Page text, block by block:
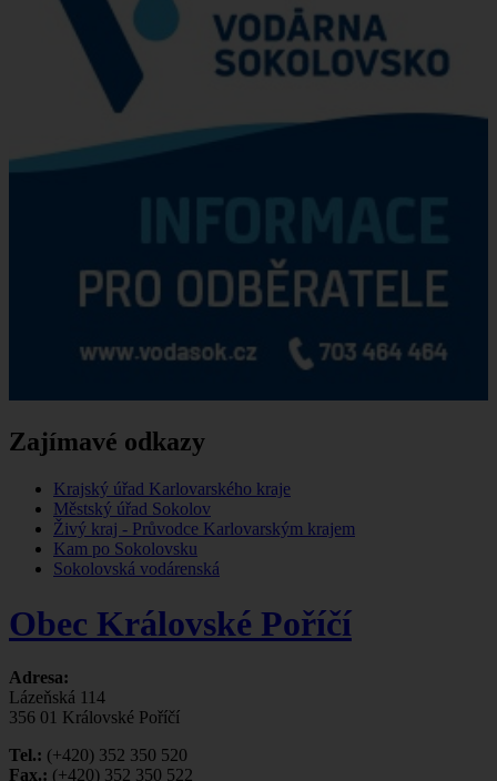
Zajímavé odkazy
Krajský úřad Karlovarského kraje
Městský úřad Sokolov
Živý kraj - Průvodce Karlovarským krajem
Kam po Sokolovsku
Sokolovská vodárenská
Obec Královské Poříčí
Adresa:
Lázeňská 114
356 01 Královské Poříčí
Tel.: (+420) 352 350 520
Fax.: (+420) 352 350 522